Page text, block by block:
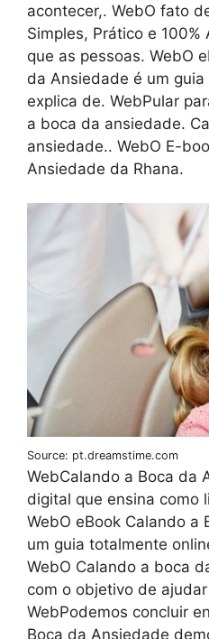
acontecer,. WebO fato
Simples, Prático e
que as pessoas. WebO
da Ansiedade é um
explica de. WebPular
a boca da ansiedade.
ansiedade.. WebO E-
Ansiedade da Rhana.
Source: pt.dreamstime.com
WebCalando a Boca da
digital que ensina como
WebO eBook Calando a
um guia totalmente
WebO Calando a boca
com o objetivo de
WebPodemos concluir
Boca da Ansiedade